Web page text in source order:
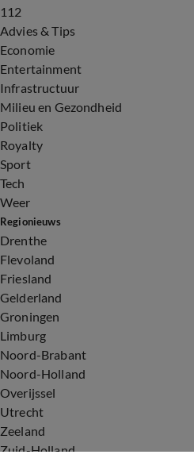
112
Advies & Tips
Economie
Entertainment
Infrastructuur
Milieu en Gezondheid
Politiek
Royalty
Sport
Tech
Weer
Regionieuws
Drenthe
Flevoland
Friesland
Gelderland
Groningen
Limburg
Noord-Brabant
Noord-Holland
Overijssel
Utrecht
Zeeland
Zuid-Holland